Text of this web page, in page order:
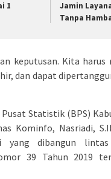
1
Jamin
Tanpa
keputusan. Kita harus
dan dapat
Statistik (BPS)
Kominfo, Nasriadi,
yang dibangun
39 Tahun 2019